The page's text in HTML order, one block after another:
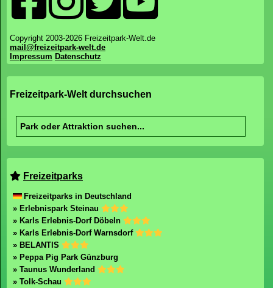
Copyright 2003-2026 Freizeitpark-Welt.de
mail@freizeitpark-welt.de
Impressum Datenschutz
Freizeitpark-Welt durchsuchen
Freizeitparks
Freizeitparks in Deutschland
» Erlebnispark Steinau
» Karls Erlebnis-Dorf Döbeln
» Karls Erlebnis-Dorf Warnsdorf
» BELANTIS
» Peppa Pig Park Günzburg
» Taunus Wunderland
» Tolk-Schau